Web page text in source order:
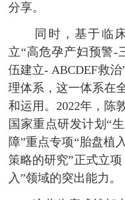
分享。
同时，基于临床
立“高危孕产妇预警-
伍建立- ABCDEF救
理体系，这一体系在
和运用。2022年，陈
国家重点研发计划“
障”重点专项“胎盘植
策略的研究”正式立
入”领域的突出能力。